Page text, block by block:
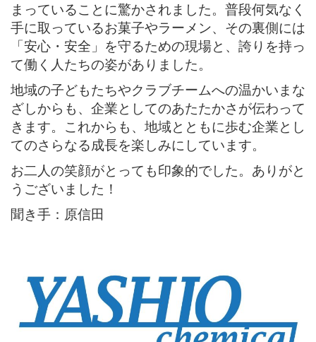
まっていることに驚かされました。普段何気なく
手に取っているお菓子やラーメン、その裏側には
「安心・安全」を守るための現場と、誇りを持っ
て働く人たちの姿がありました。
地域の子どもたちやクラブチームへの温かいまな
ざしからも、企業としてのあたたかさが伝わって
きます。これからも、地域とともに歩む企業とし
てのさらなる成長を楽しみにしています。
お二人の笑顔がとっても印象的でした。ありがと
うございました！
聞き手：原信田